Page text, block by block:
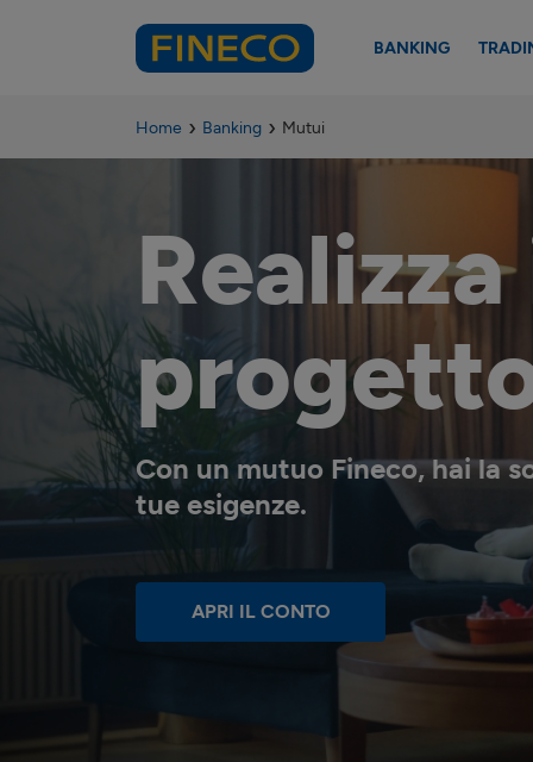
BANKING
Home Banking Mutui
Con un mutuo Fineco, hai la
tue esigenze.
APRI IL CONTO